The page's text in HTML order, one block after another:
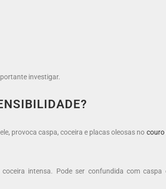
investigar.
provoca caspa, coceira e placas oleosas no couro
intensa. Pode ser confundida com caspa